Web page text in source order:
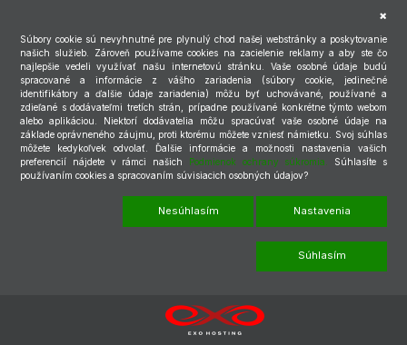
Súbory cookie sú nevyhnutné pre plynulý chod našej webstránky a poskytovanie
našich služieb. Zároveň používame cookies na zacielenie reklamy a aby ste čo
najlepšie vedeli využívať našu internetovú stránku. Vaše osobné údaje budú
spracované a informácie z vášho zariadenia (súbory cookie, jedinečné
identifikátory a ďalšie údaje zariadenia) môžu byť uchovávané, používané a
zdieľané s dodávateľmi tretích strán, prípadne používané konkrétne týmto webom
alebo aplikáciou. Niektorí dodávatelia môžu spracúvať vaše osobné údaje na
základe oprávneného záujmu, proti ktorému môžete vzniesť námietku. Svoj súhlas
môžete kedykoľvek odvolať. Ďalšie informácie a možnosti nastavenia vašich
preferencií nájdete v rámci našich Podmienok ochrany súkromia.
Súhlasíte s
používaním cookies a spracovaním súvisiacich osobných údajov?
Nesúhlasím Nastavenia
Súhlasím